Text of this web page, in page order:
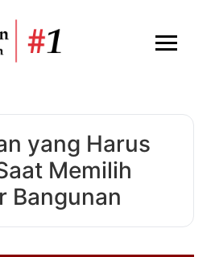
yang Harus
Memilih
Bangunan